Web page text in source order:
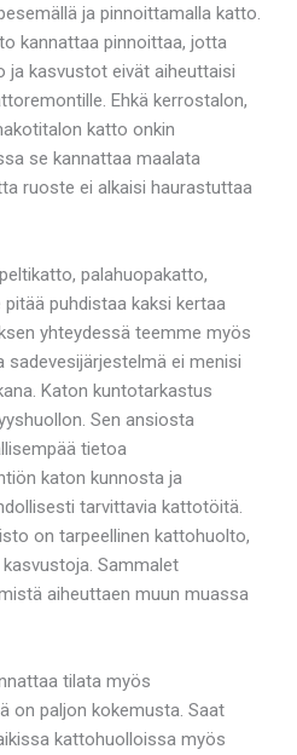
ja pinnoittamalla katto.
kannattaa pinnoittaa, jotta
ja kasvustot eivät aiheuttaisi
Ehkä kerrostalon,
katto onkin
se kannattaa maalata
ruoste ei alkaisi haurastuttaa
palahuopakatto,
puhdistaa kaksi kertaa
yhteydessä teemme myös
sadevesijärjestelmä ei menisi
Katon kuntotarkastus
Sen ansiosta
tietoa
katon kunnosta ja
tarvittavia kattotöitä.
on tarpeellinen kattohuolto,
Sammalet
aiheuttaen muun muassa
tilata myös
on paljon kokemusta. Saat
kattohuolloissa myös